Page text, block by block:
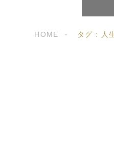
HOME タグ : 人